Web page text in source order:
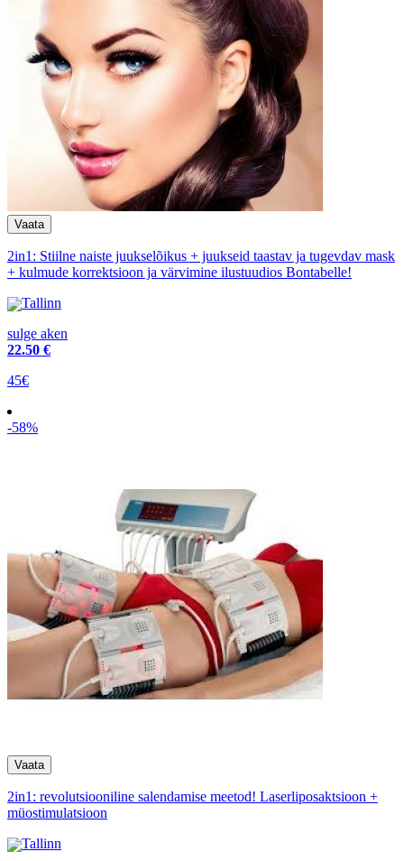
2in1: Stiilne naiste juukselõikus + juukseid taastav ja tugevdav mask
+ kulmude korrektsioon ja värvimine ilustuudios Bontabelle!
Tallinn
sulge aken
22.50 €
45€
-58%
2in1: revolutsiooniline salendamise meetod! Laserliposaktsioon +
müostimulatsioon
Tallinn